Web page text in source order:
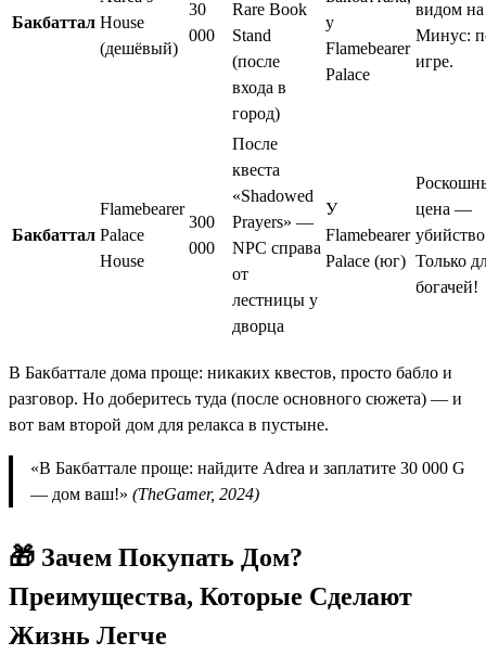
Бакбаттал House
(дешёвый)
30
000
Rare Book
Stand
(после
входа в
город)
у
Flamebearer
Palace
видом
Минус:
игре.
Бакбаттал
Flamebearer
Palace
House
300
000
После
квеста
«Shadowed
Prayers» —
NPC справа
от
лестницы у
дворца
У
Flamebearer
Palace (юг)
цена —
Только
богачей!
В Бакбаттале дома проще: никаких квестов, просто бабло и
разговор. Но доберитесь туда (после основного сюжета) — и
вот вам второй дом для релакса в пустыне.
«В Бакбаттале проще: найдите Adrea и заплатите 30 000 G
— дом ваш!» (TheGamer, 2024)
🎁 Зачем Покупать Дом?
Преимущества, Которые Сделают
Жизнь Легче